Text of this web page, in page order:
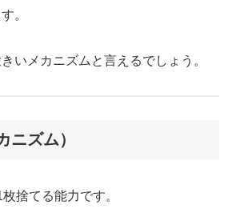
。
いメカニズムと言えるでしょう。
ニズム）
捨てる能力です。